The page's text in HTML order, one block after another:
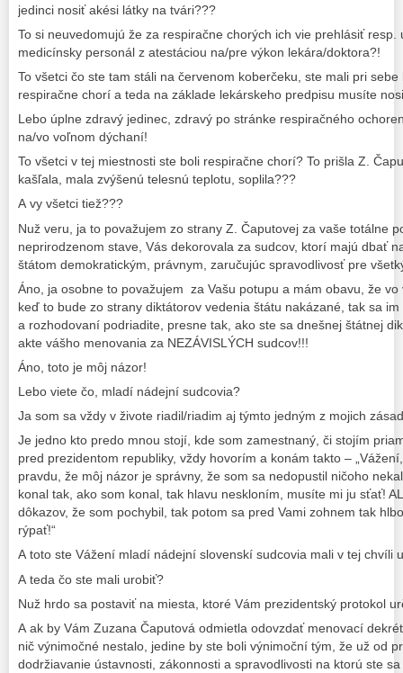
jedinci nosiť akési látky na tvári???
To si neuvedomujú že za respiračne chorých ich vie prehlásiť
medicínsky personál z atestáciou na/pre výkon lekára/doktora?!
To všetci čo ste tam stáli na červenom koberčeku, ste mali pri
respiračne chorí a teda na základe lekárskeho predpisu musíte
Lebo úplne zdravý jedinec, zdravý po stránke respiračného
na/vo voľnom dýchaní!
To všetci v tej miestnosti ste boli respiračne chorí? To prišla Z.
kašľala, mala zvýšenú telesnú teplotu, soplila???
A vy všetci tiež???
Nuž veru, ja to považujem zo strany Z. Čaputovej za vaše totálne
neprirodzenom stave, Vás dekorovala za sudcov, ktorí majú dbať
štátom demokratickým, právnym, zaručujúc spravodlivosť pre
Áno, ja osobne to považujem za Vašu potupu a mám obavu, že
keď to bude zo strany diktátorov vedenia štátu nakázané, tak sa
a rozhodovaní podriadite, presne tak, ako ste sa dnešnej štátnej
akte vášho menovania za NEZÁVISLÝCH sudcov!!!
Áno, toto je môj názor!
Lebo viete čo, mladí nádejní sudcovia?
Ja som sa vždy v živote riadil/riadim aj týmto jedným z mojich
Je jedno kto predo mnou stojí, kde som zamestnaný, či stojím
pred prezidentom republiky, vždy hovorím a konám takto –
pravdu, že môj názor je správny, že som sa nedopustil ničoho
konal tak, ako som konal, tak hlavu neskloním, musíte mi ju sťať!
dôkazov, že som pochybil, tak potom sa pred Vami zohnem tak
rýpať!“
A toto ste Vážení mladí nádejní slovenskí sudcovia mali v tej chvíli
A teda čo ste mali urobiť?
Nuž hrdo sa postaviť na miesta, ktoré Vám prezidentský protokol
A ak by Vám Zuzana Čaputová odmietla odovzdať menovací
nič výnimočné nestalo, jedine by ste boli výnimoční tým, že už od
dodržiavanie ústavnosti, zákonnosti a spravodlivosti na ktorú ste